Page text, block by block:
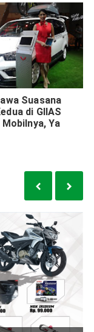
Suasana
di GIIAS
Mobilnya, Ya